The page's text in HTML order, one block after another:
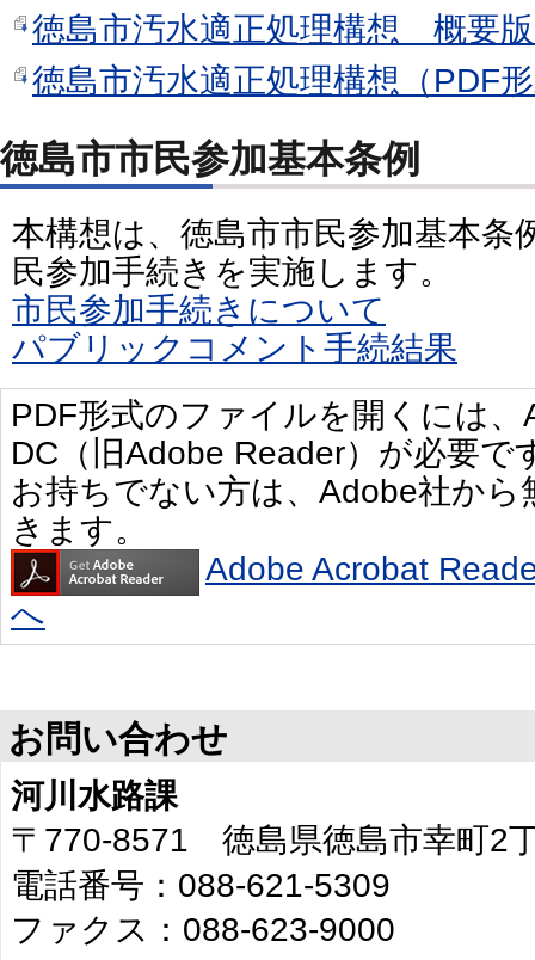
徳島市汚水適正処理構想 概要
徳島市汚水適正処理構想（PDF
徳島市市民参加基本条例
本構想は、徳島市市民参加基本条
民参加手続きを実施します。
市民参加手続きについて
パブリックコメント手続結果
PDF形式のファイルを開くには
DC（旧Adobe Reader）が必要で
お持ちでない方は、Adobe社か
きます。
Adobe Acrobat
へ
お問い合わせ
河川水路課
〒770-8571 徳島県徳島市幸町2
電話番号：088-621-5309
ファクス：088-623-9000